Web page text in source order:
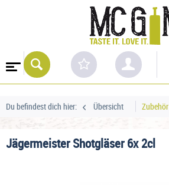
Du befindest dich hier: Übersicht Zubehör
Jägermeister Shotgläser 6x 2cl